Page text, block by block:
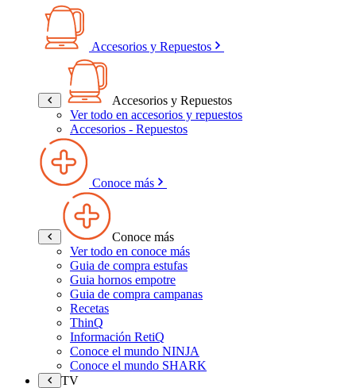
Accesorios y Repuestos
Accesorios y Repuestos
Ver todo en accesorios y repuestos
Accesorios - Repuestos
Conoce más
Conoce más
Ver todo en conoce más
Guia de compra estufas
Guia hornos empotre
Guia de compra campanas
Recetas
ThinQ
Información RetiQ
Conoce el mundo NINJA
Conoce el mundo SHARK
TV